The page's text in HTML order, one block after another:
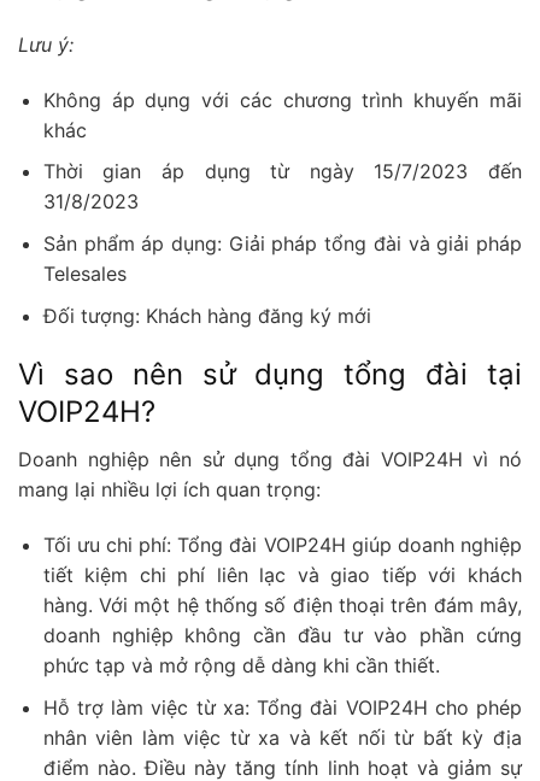
Lưu ý:
Không áp dụng với các chương trình khuyến mãi
khác
Thời gian áp dụng từ ngày 15/7/2023 đến
31/8/2023
Sản phẩm áp dụng: Giải pháp tổng đài và giải pháp
Telesales
Đối tượng: Khách hàng đăng ký mới
Vì sao nên sử dụng tổng đài tại
VOIP24H?
Doanh nghiệp nên sử dụng tổng đài VOIP24H vì nó
mang lại nhiều lợi ích quan trọng:
Tối ưu chi phí: Tổng đài VOIP24H giúp doanh nghiệp
tiết kiệm chi phí liên lạc và giao tiếp với khách
hàng. Với một hệ thống số điện thoại trên đám mây,
doanh nghiệp không cần đầu tư vào phần cứng
phức tạp và mở rộng dễ dàng khi cần thiết.
Hỗ trợ làm việc từ xa: Tổng đài VOIP24H cho phép
nhân viên làm việc từ xa và kết nối từ bất kỳ địa
điểm nào. Điều này tăng tính linh hoạt và giảm sự